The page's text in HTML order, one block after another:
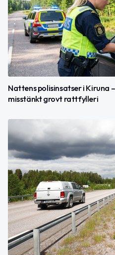
Nattens polisinsatser i Kiruna
misstänkt grovt rattfylleri